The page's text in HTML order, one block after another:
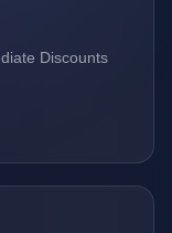
Discounts